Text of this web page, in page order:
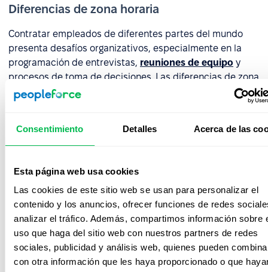
Consentimiento Detalles Acerca de las
Esta página web usa cookies
Las cookies de este sitio web se usan para personalizar el
contenido y los anuncios, ofrecer funciones de redes
analizar el tráfico. Además, compartimos información sobre
uso que haga del sitio web con nuestros partners de redes
sociales, publicidad y análisis web, quienes pueden
con otra información que les haya proporcionado o que
Diferencias de zona horaria
Contratar empleados de diferentes partes del mundo
presenta desafíos organizativos, especialmente en la
programación de entrevistas, reuniones de equipo y
procesos de toma de decisiones. Las diferencias de zona
horaria pueden causar retrasos en la comunicación,el
y tiempos de contratación prolongados, todo
candidato. Por eso, una planificación cuidadosa y las
herramientas adecuadas son esenciales.
Las plataformas de recursos humanos como
PeopleForce respaldan flujos de trabajo de
reclutamiento global y simplifican la coordinación dentro
de equipos dispersos geográficamente. Con estas
soluciones, tu equipo de recursos humanos puede:
automatizar la programación de entrevistas y